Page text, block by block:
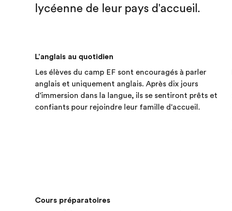
lycéenne de leur pays d'accueil.
L'anglais au quotidien
Les élèves du camp EF sont encouragés à parler
anglais et uniquement anglais. Après dix jours
d'immersion dans la langue, ils se sentiront prêts et
confiants pour rejoindre leur famille d'accueil.
Cours préparatoires